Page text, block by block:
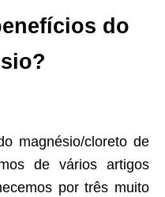
do
magnésio/cloreto de
de vários artigos
por três muito